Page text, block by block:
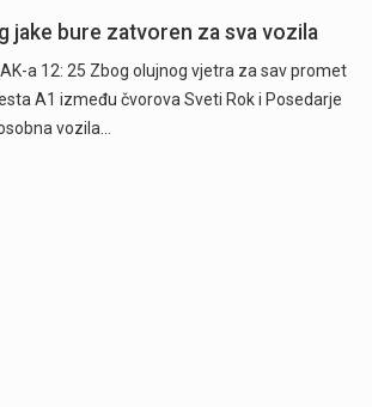
jake bure zatvoren za sva vozila
a 12: 25 Zbog olujnog vjetra za sav promet
A1 između čvorova Sveti Rok i Posedarje
vozila…